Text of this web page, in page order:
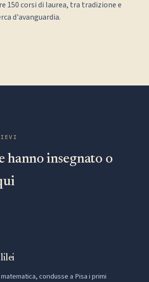
150 corsi di laurea, tra tradizione e
d'avanguardia.
hanno insegnato o
condusse a Pisa i primi